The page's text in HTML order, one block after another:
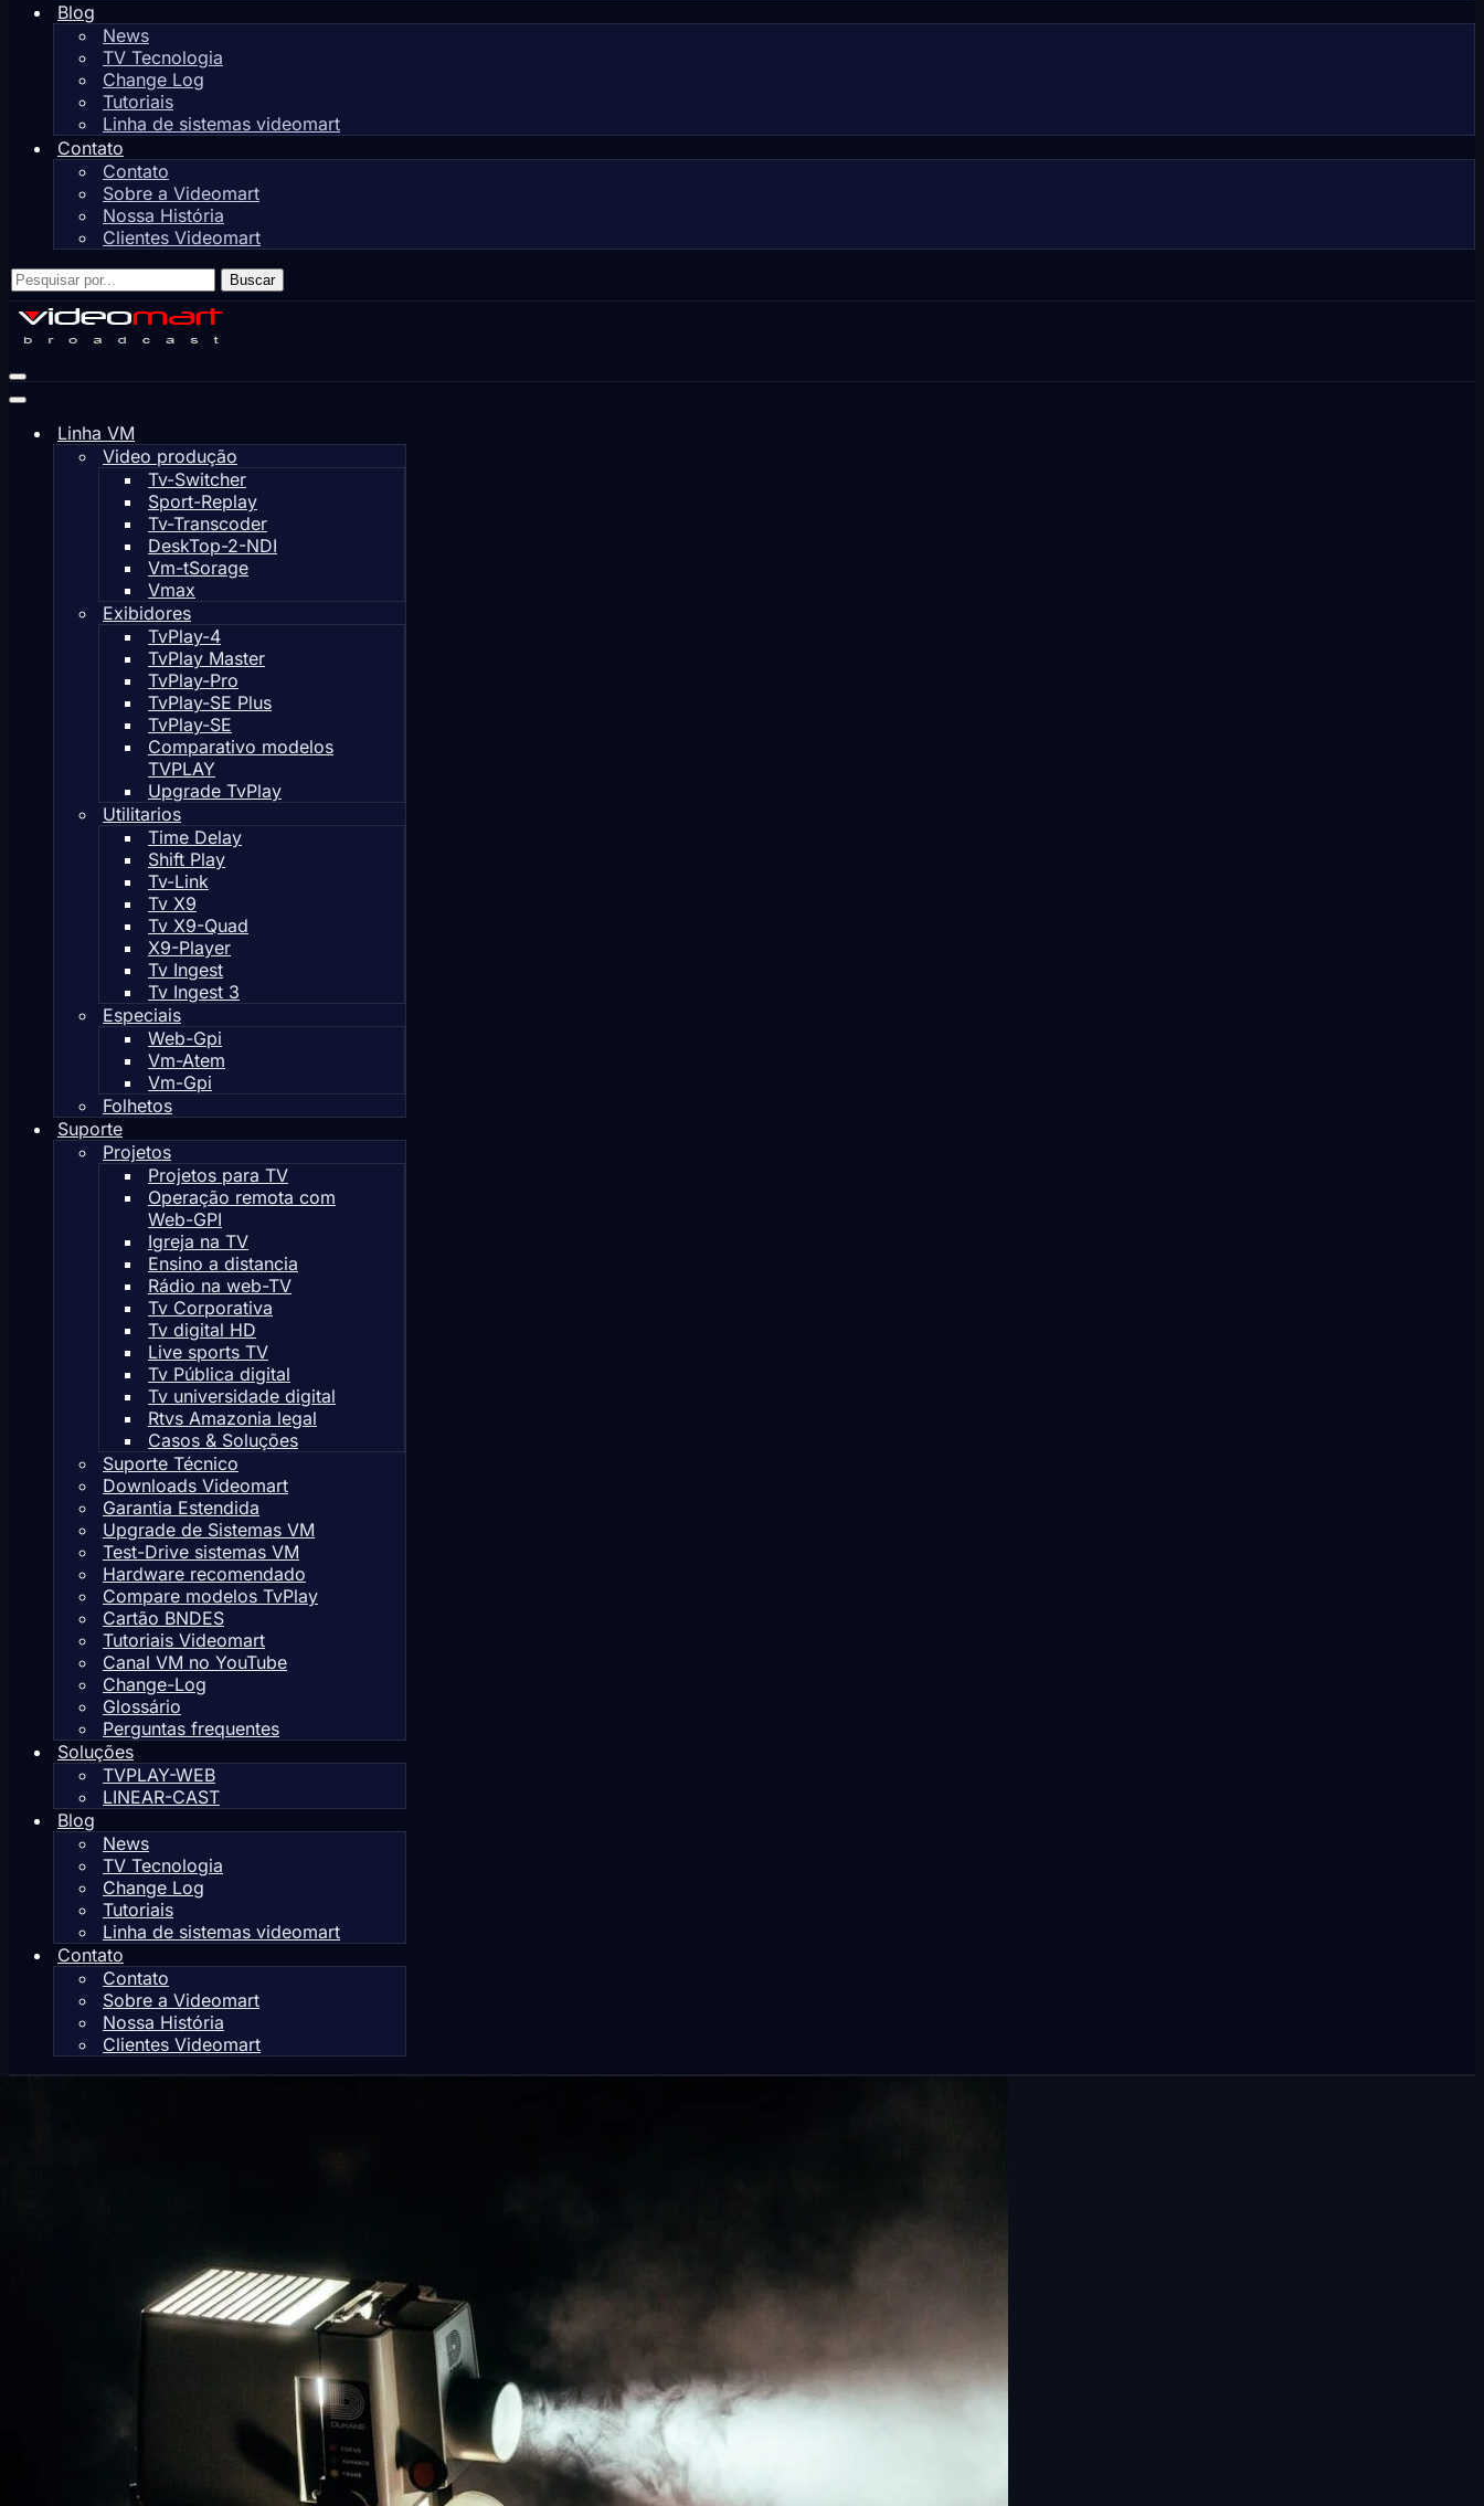
Blog
News
TV Tecnologia
Change Log
Tutoriais
Linha de sistemas videomart
Contato
Contato
Sobre a Videomart
Nossa História
Clientes Videomart
Pesquisar
Buscar
Menu
de
Menu
navegaçãoLinha VM
Video produção
Tv-Switcher
Sport-Replay
Tv-Transcoder
DeskTop-2-NDI
Vm-tSorage
Vmax
Exibidores
TvPlay-4
TvPlay Master
TvPlay-Pro
TvPlay-SE Plus
TvPlay-SE
Comparativo modelos
TVPLAY
Upgrade TvPlay
Utilitarios
Time Delay
Shift Play
Tv-Link
Tv X9
Tv X9-Quad
X9-Player
Tv Ingest
Tv Ingest 3
Especiais
Web-Gpi
Vm-Atem
Vm-Gpi
Folhetos
Suporte
Projetos
Projetos para TV
Operação remota com
Web-GPI
Igreja na TV
Ensino a distancia
Rádio na web-TV
Tv Corporativa
Tv digital HD
Live sports TV
Tv Pública digital
Tv universidade digital
Rtvs Amazonia legal
Casos & Soluções
Suporte Técnico
Downloads Videomart
Garantia Estendida
Upgrade de Sistemas VM
Test-Drive sistemas VM
Hardware recomendado
Compare modelos TvPlay
Cartão BNDES
Tutoriais Videomart
Canal VM no YouTube
Change-Log
Glossário
Perguntas frequentes
Soluções
TVPLAY-WEB
LINEAR-CAST
Blog
News
TV Tecnologia
Change Log
Tutoriais
Linha de sistemas videomart
Contato
Contato
Sobre a Videomart
Nossa História
Clientes Videomart